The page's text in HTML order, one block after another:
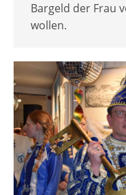
Bargeld der Frau
wollen.